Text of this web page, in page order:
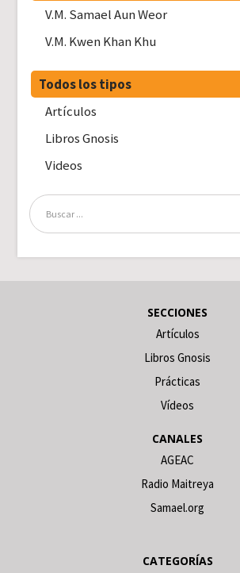
V.M. Samael Aun Weor
V.M. Kwen Khan Khu
Todos los tipos
Artículos
Libros Gnosis
Videos
SECCIONES
Artículos
Libros Gnosis
Prácticas
Vídeos
CANALES
AGEAC
Radio Maitreya
Samael.org
CATEGORÍAS